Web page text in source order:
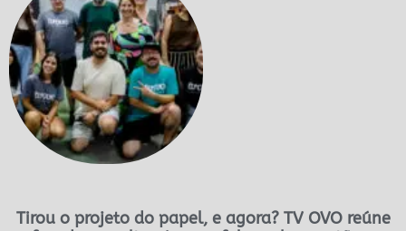
Tirou o projeto do papel, e agora? TV OVO reúne